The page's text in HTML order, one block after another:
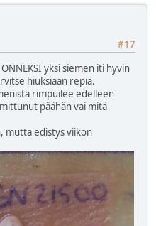
#17
yksi siemen iti hyvin
hiuksiaan repiä.
rimpuilee edelleen
päähän vai mitä
mutta edistys viikon